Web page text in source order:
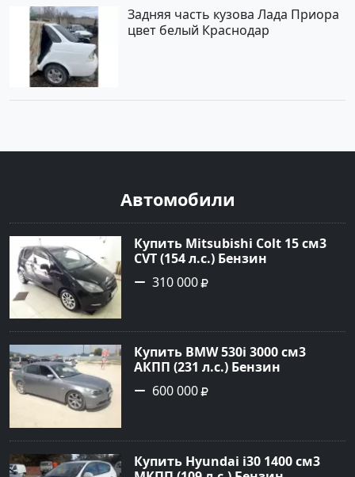
Задняя часть кузова Лада Приора
цвет белый Краснодар
Автомобили
Купить Mitsubishi Colt 15 см3
CVT (154 л.с.) Бензин
турбонаддув в Краснодар:
цвет Чёрный металик Хетчбэк
сайте Авторынок23
310 000
Купить BMW 530i 3000 см3
АКПП (231 л.с.) Бензин
инжектор в Новороссийск:
цвет серый Седан 2004 года по
Авторынок23
600 000
Купить Hyundai i30 1400 см3